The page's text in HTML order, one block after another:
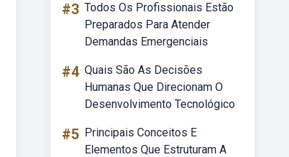
#3 Todos Os Profissionais Estão
Preparados Para Atender
Demandas Emergenciais
#4 Quais São As Decisões
Humanas Que Direcionam O
Desenvolvimento Tecnológico
#5 Principais Conceitos E
Elementos Que Estruturam A